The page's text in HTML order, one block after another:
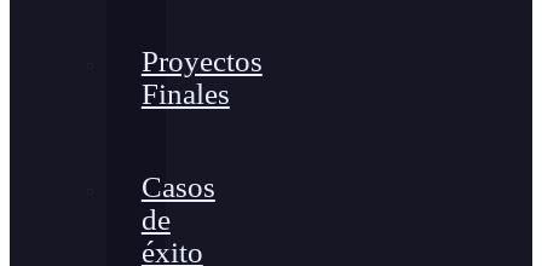
Proyectos
Finales
Casos
de
éxito